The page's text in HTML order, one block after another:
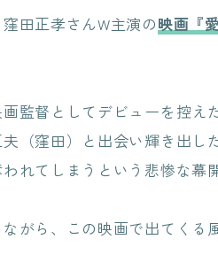
田正孝さんW主演の映画『
監督としてデビューを控え
（窪田）と出会い輝き出し
れてしまうという悲惨な幕
がら、この映画で出てくる